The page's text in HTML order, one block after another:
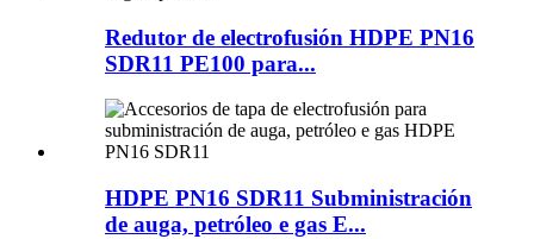
Redutor de electrofusión HDPE PN16
SDR11 PE100 para...
HDPE PN16 SDR11 Subministración
de auga, petróleo e gas E...